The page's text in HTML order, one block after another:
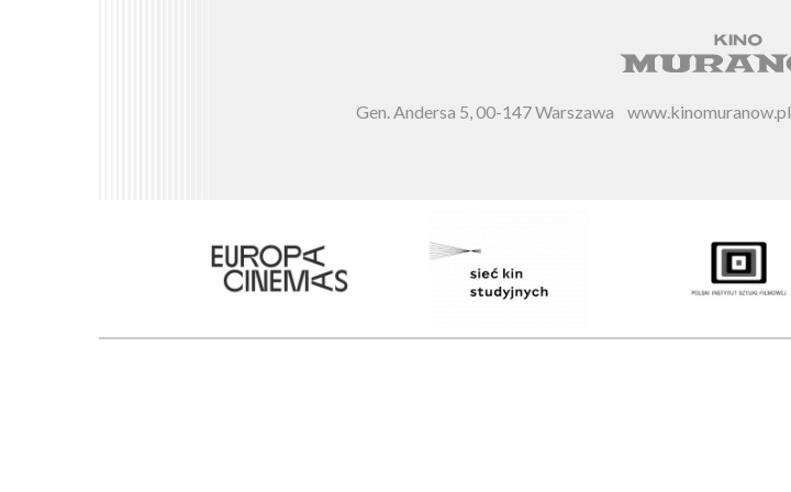
Gen. Andersa 5, 00-147 Warszawa www.kinomuranow.pl